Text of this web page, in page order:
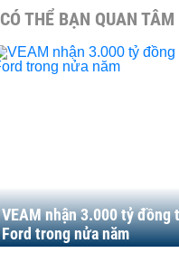
CÓ THỂ BẠN QUAN TÂM
VEAM nhận 3.000 tỷ đồng
Ford trong nửa năm